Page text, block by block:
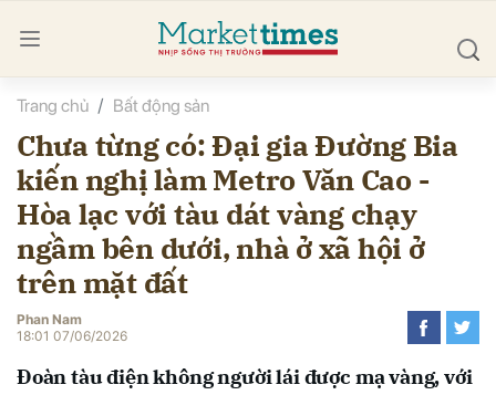
Trang chủ Bất động sản
Chưa từng có: Đại gia Đường Bia
kiến nghị làm Metro Văn Cao -
Hòa lạc với tàu dát vàng chạy
ngầm bên dưới, nhà ở xã hội ở
trên mặt đất
Phan Nam
18:01 07/06/2026
Đoàn tàu điện không người lái được mạ vàng, với
luận